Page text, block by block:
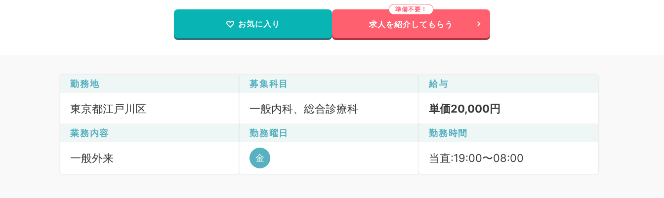
お気に入り 求人を紹介してもらう
勤務地
東京都江戸川区
募集科目
一般内科、総合診療科
給与
単価20,000円
業務内容
一般外来
勤務曜日
金
勤務時間
当直:19:00〜08:00